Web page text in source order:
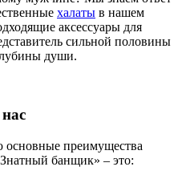
халаты в нашем
аксессуары для
сильной половины
души.
преимущества
банщик» – это: